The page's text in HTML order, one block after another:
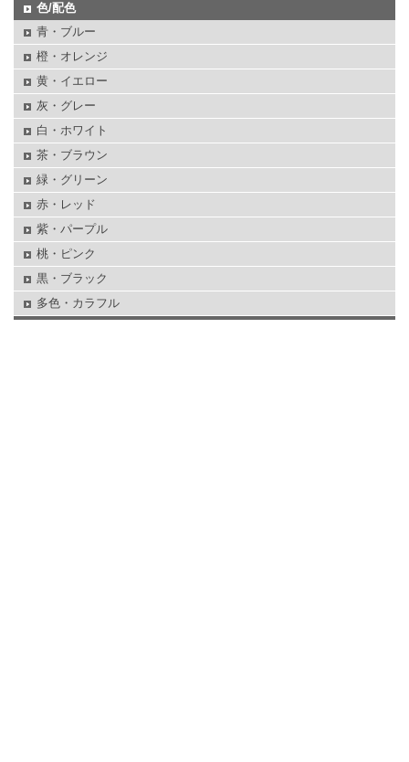
色/配色
青・ブルー
橙・オレンジ
黄・イエロー
灰・グレー
白・ホワイト
茶・ブラウン
緑・グリーン
赤・レッド
紫・パープル
桃・ピンク
黒・ブラック
多色・カラフル